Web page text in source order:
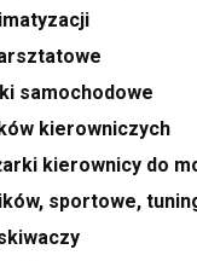
samochodowe
kierowniczych
kierownicy do
sportowe,